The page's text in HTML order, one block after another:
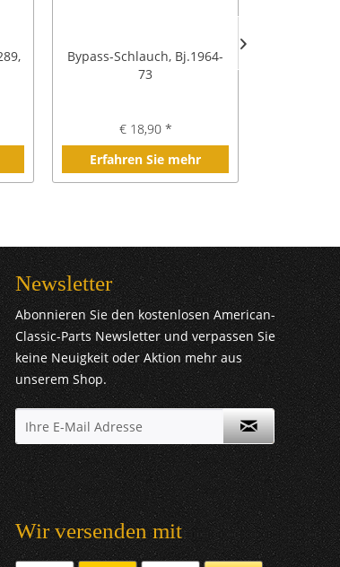
Bypass-Schlauch, Bj.1964-
73
€ 18,90 *
Erfahren Sie mehr
Newsletter
Abonnieren Sie den kostenlosen American-
Classic-Parts Newsletter und verpassen Sie
keine Neuigkeit oder Aktion mehr aus
unserem Shop.
Wir versenden mit